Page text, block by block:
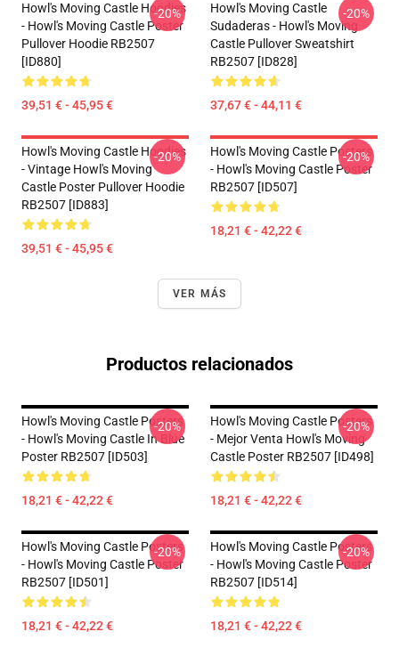
Howl's Moving Castle Hoodies
- Howl's Moving Castle Poster
Pullover Hoodie RB2507
[ID880]
39,51 € - 45,95 €
-20%
Howl's Moving Castle
Sudaderas - Howl's Moving
Castle Pullover Sweatshirt
RB2507 [ID828]
37,67 € - 44,11 €
-20%
Howl's Moving Castle Hoodies
- Vintage Howl's Moving
Castle Poster Pullover Hoodie
RB2507 [ID883]
39,51 € - 45,95 €
-20%
Howl's Moving Castle Posters
- Howl's Moving Castle Poster
RB2507 [ID507]
18,21 € - 42,22 €
-20%
VER MÁS
Productos relacionados
Howl's Moving Castle Posters
- Howl's Moving Castle In Blue
Poster RB2507 [ID503]
18,21 € - 42,22 €
-20%
Howl's Moving Castle Posters
- Mejor Venta Howl's Moving
Castle Poster RB2507 [ID498]
18,21 € - 42,22 €
-20%
Howl's Moving Castle Posters
- Howl's Moving Castle Poster
RB2507 [ID501]
18,21 € - 42,22 €
-20%
Howl's Moving Castle Posters
- Howl's Moving Castle Poster
RB2507 [ID514]
18,21 € - 42,22 €
-20%